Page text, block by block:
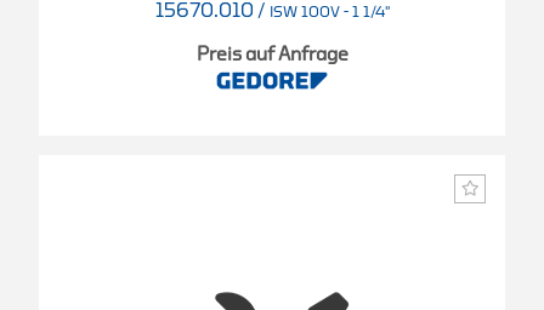
15670.010 / ISW 100V - 1 1/4"
Preis auf Anfrage